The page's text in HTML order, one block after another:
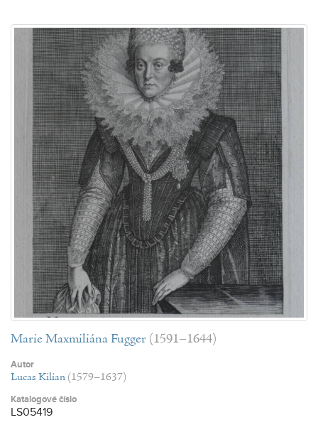
Marie Maxmiliána Fugger (1591–1644)
Autor
Lucas Kilian (1579–1637)
Katalogové číslo
LS05419